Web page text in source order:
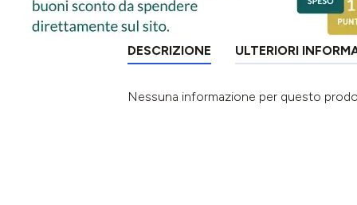
DESCRIZIONE ULTERIORI
Nessuna informazione per questo